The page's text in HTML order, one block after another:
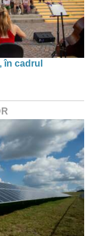
în cadrul